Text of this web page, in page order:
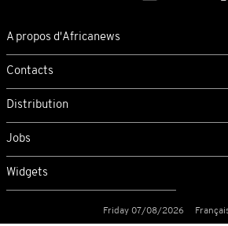
A propos d'Africanews
Contacts
Distribution
Jobs
Widgets
Friday 07/08/2026